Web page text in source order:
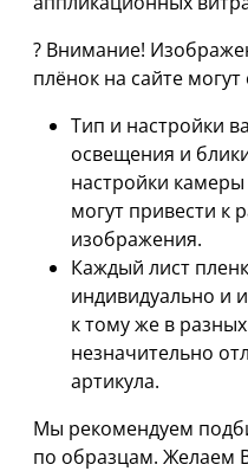
? Внимание!
плёнок на сайте
Тип и настройки
освещения и
настройки
могут привести к
изображения.
Каждый лист
индивидуально и
к тому же в
незначительно
артикула.
Мы рекомендуем
по образцам. Желаем